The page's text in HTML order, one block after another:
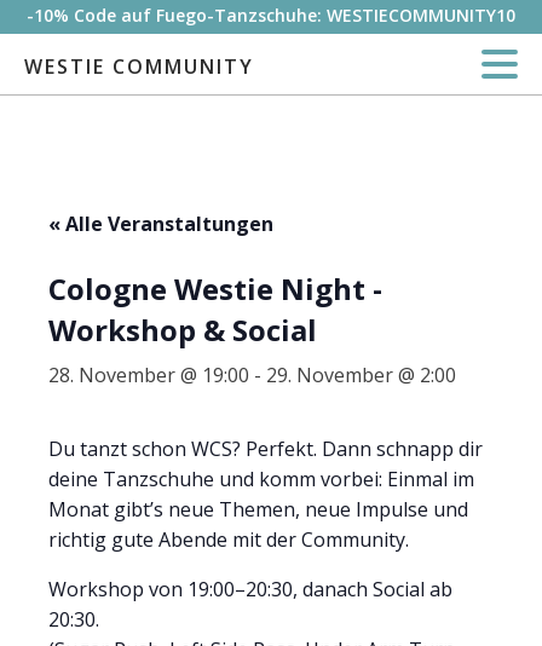
-10% Code auf Fuego-Tanzschuhe: WESTIECOMMUNITY10
WESTIE COMMUNITY
« Alle Veranstaltungen
Cologne Westie Night -
Workshop & Social
28. November @ 19:00 - 29. November @ 2:00
Du tanzt schon WCS? Perfekt. Dann schnapp dir
deine Tanzschuhe und komm vorbei: Einmal im
Monat gibt’s neue Themen, neue Impulse und
richtig gute Abende mit der Community.
Workshop von 19:00–20:30, danach Social ab
20:30.